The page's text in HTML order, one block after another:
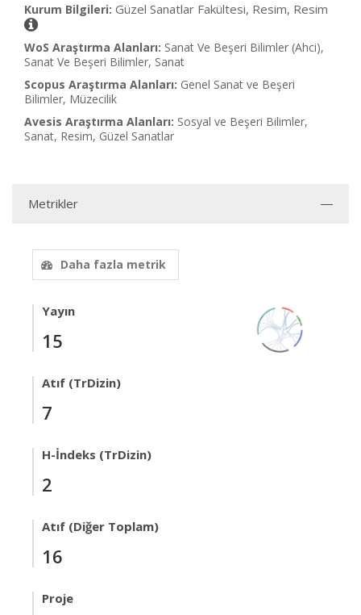
Kurum Bilgileri: Güzel Sanatlar Fakültesi, Resim, Resim
WoS Araştırma Alanları: Sanat Ve Beşeri Bilimler (Ahci),
Sanat Ve Beşeri Bilimler, Sanat
Scopus Araştırma Alanları: Genel Sanat ve Beşeri
Bilimler, Müzecilik
Avesis Araştırma Alanları: Sosyal ve Beşeri Bilimler,
Sanat, Resim, Güzel Sanatlar
Metrikler
Daha fazla metrik
Yayın
15
Atıf (TrDizin)
7
H-İndeks (TrDizin)
2
Atıf (Diğer Toplam)
16
Proje